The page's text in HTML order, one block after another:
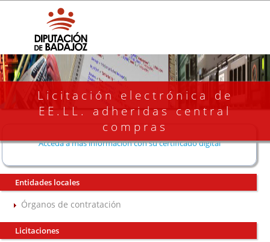
Licitación electrónica de
EE.LL. adheridas central
compras
Acceda a más información con su certificado digital
Entidades locales
Órganos de contratación
Licitaciones